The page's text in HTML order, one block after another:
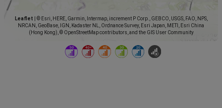
Leaflet
© Esri, HERE, Garmin, Intermap, increment P Corp., GEBCO, USGS, FAO, NPS,
NRCAN, GeoBase, IGN, Kadaster NL, Ordnance Survey, Esri Japan, METI, Esri China
(Hong Kong), © OpenStreetMap contributors, and the GIS User Community